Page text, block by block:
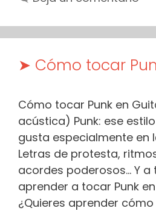
➤ Cómo tocar
Cómo tocar Punk en
acústica) Punk: ese
gusta especialmente en
Letras de protesta,
acordes poderosos… Y a
aprender a tocar Punk
¿Quieres aprender